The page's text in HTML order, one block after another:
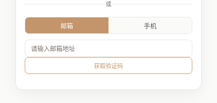
或
邮箱 手机
获取验证码